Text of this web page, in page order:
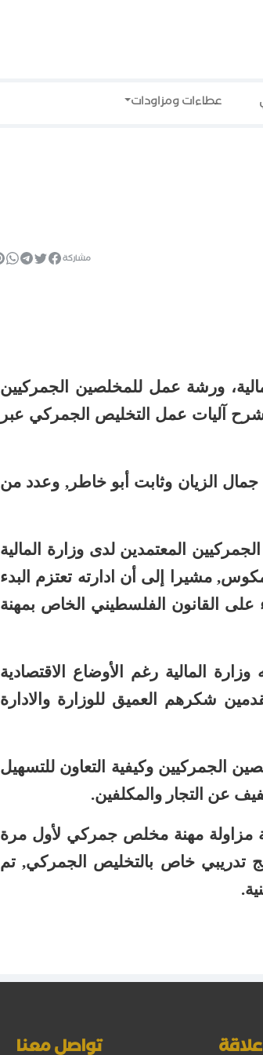
عطاءات ومزاودات
مشاركة
ورشة عمل للمخلصين الجمركيين
آليات عمل التخليص الجمركي عبر
جمال الزيان وثابت أبو خاطر, وعدد من
المعتمدين لدى وزارة المالية
مشيرا إلى أن ادارته تعتزم البدء
على القانون الفلسطيني الخاص بمهنة
المالية رغم الأوضاع الاقتصادية
شكرهم العميق للوزارة والادارة
الجمركيين وكيفية التعاون للتسهيل
عن التجار والمكلفين.
مزاولة مهنة مخلص جمركي لأول مرة
تدريبي خاص بالتخليص الجمركي, تم
تواصل معنا